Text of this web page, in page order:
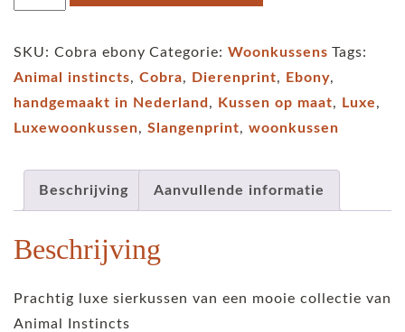
Cobra
aantal
SKU: Cobra ebony Categorie: Woonkussens Tags:
Animal instincts, Cobra, Dierenprint, Ebony,
handgemaakt in Nederland , Kussen op maat, Luxe,
Luxewoonkussen, Slangenprint, woonkussen
Beschrijving Aanvullende informatie
Beschrijving
Prachtig luxe sierkussen van een mooie collectie van
Animal Instincts